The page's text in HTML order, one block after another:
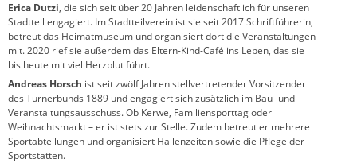
Erica Dutzi, die sich seit über 20 Jahren leidenschaftlich für unseren
Stadtteil engagiert. Im Stadtteilverein ist sie seit 2017 Schriftführerin,
betreut das Heimatmuseum und organisiert dort die Veranstaltungen
mit. 2020 rief sie außerdem das Eltern-Kind-Café ins Leben, das sie
bis heute mit viel Herzblut führt.
Andreas Horsch ist seit zwölf Jahren stellvertretender Vorsitzender
des Turnerbunds 1889 und engagiert sich zusätzlich im Bau- und
Veranstaltungsausschuss. Ob Kerwe, Familiensporttag oder
Weihnachtsmarkt – er ist stets zur Stelle. Zudem betreut er mehrere
Sportabteilungen und organisiert Hallenzeiten sowie die Pflege der
Sportstätten.